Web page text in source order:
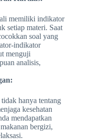
memiliki indikator
setiap materi. Saat
soal yang
indikator
menguji
analisis,
hanya tentang
kesehatan
mendapatkan
bergizi,